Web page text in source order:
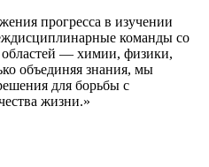
прогресса в изучении
команды со
областей — химии, физики,
объединяя знания, мы
для борьбы с
жизни.»